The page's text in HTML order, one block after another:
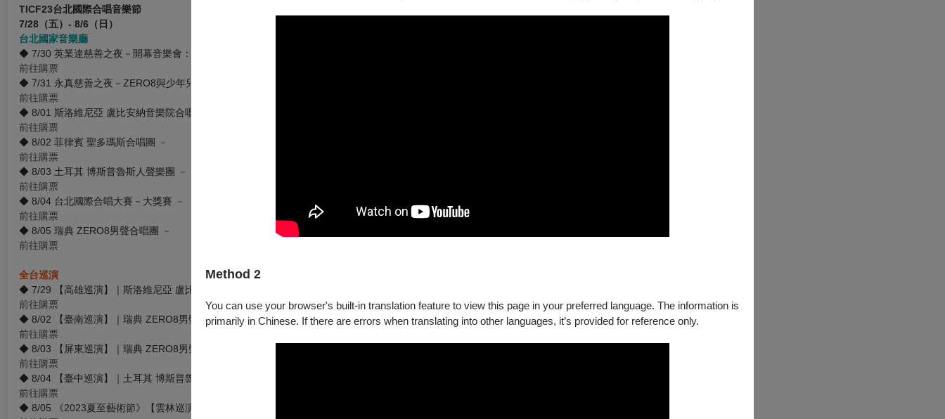
Method 2
You can use your browser's built-in translation feature to view this page in your preferred language. The information is
primarily in Chinese. If there are errors when translating into other languages, it’s provided for reference only.
TICF23台北國際合唱音樂節
7/28 （五）- 8/6（日）
台北國家音樂廳
◆ 7/30 英業達慈善之夜－開幕音樂會：《命運之歌》、《感恩頌歌》
前往購票
◆ 7/31 永真慈善之夜－ZERO8與少年兒童合唱
前往購票
◆ 8/01 斯洛維尼亞 盧比安納音樂院合唱團
前往購票
◆ 8/02 菲律賓 聖多瑪斯合唱團
－
前往購票
◆ 8/03 土耳其 博斯普魯斯人聲樂團
－
前往購票
◆ 8/04 台北國際合唱大賽－大獎賽 －
前往購票
◆ 8/05 瑞典 ZERO8男聲合唱團
－
前往購票
全台巡演
◆ 7/29 【高雄巡演】｜斯洛維尼亞 盧比安納音樂院合唱團
前往購票
◆ 8/02 【臺南巡演】｜瑞典 ZERO8男聲合唱團－
前往購票
◆ 8/03 【屏東巡演】｜瑞典 ZERO8男聲合唱團
前往購票
◆ 8/04 【臺中巡演】｜土耳其 博斯普魯斯人聲樂團
前往購票
◆ 8/05 《2023夏至藝術節》【雲林巡演】｜菲律賓 聖多瑪斯合唱團